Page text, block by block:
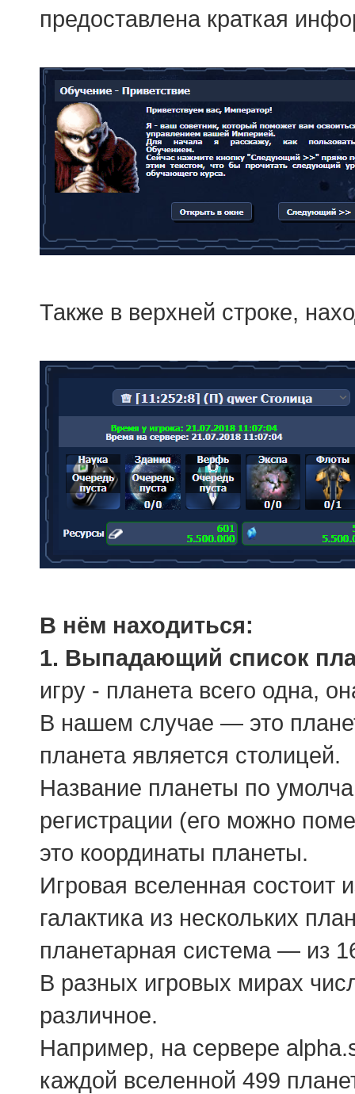
предоставлена краткая
Также в верхней строке,
В нём находиться:
1. Выпадающий список
игру - планета всего одна,
В нашем случае — это
планета является столицей.
Название планеты по
регистрации (его можно
это координаты планеты.
Игровая вселенная состоит
галактика из нескольких
планетарная система — из
В разных игровых мирах
различное.
Например, на сервере
каждой вселенной 499